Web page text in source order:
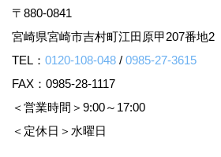
〒880-0841
宮崎県宮崎市吉村町江田原甲207番地2
TEL： 0120-108-048 / 0985-27-3615
FAX：0985-28-1117
＜営業時間＞9:00～17:00
＜定休日＞水曜日